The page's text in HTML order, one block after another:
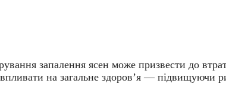
запалення ясен може призвести до
на загальне здоров’я — підвищуючи